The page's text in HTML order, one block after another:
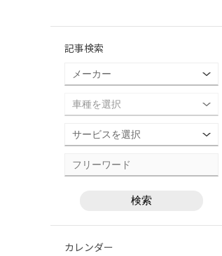
記事検索
カレンダー